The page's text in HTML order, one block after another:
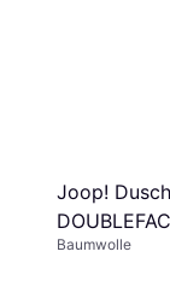
Joop!
Baumwolle